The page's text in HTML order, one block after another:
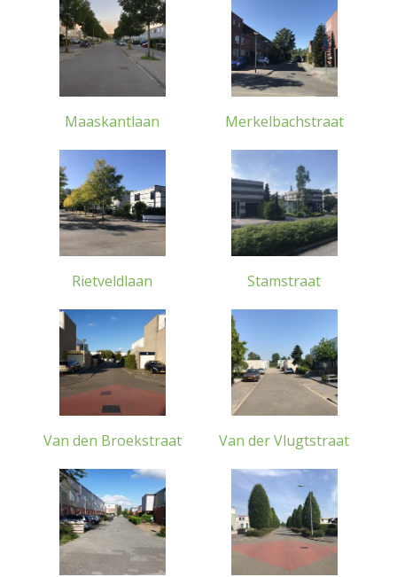
Maaskantlaan Merkelbachstraat
Rietveldlaan Stamstraat
Van den Broekstraat Van der Vlugtstraat